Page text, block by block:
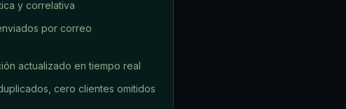
y correlativa
por correo
actualizado en tiempo real
cero clientes omitidos